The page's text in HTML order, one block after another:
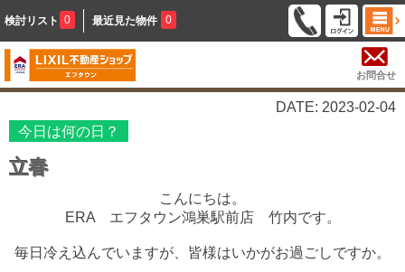
検討リスト 0 最近見た物件 0
お問合せ
DATE: 2023-02-04
今日は何の日？
立春
こんにちは。
ERA エフタウン鴻巣駅前店 竹内です。
毎日冷え込んでいますが、 皆様はいかがお過ごしですか。